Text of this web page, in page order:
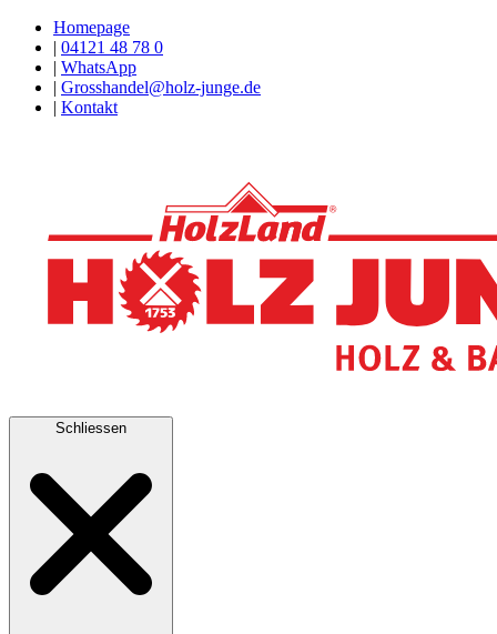
Homepage
| 04121 48 78 0
| WhatsApp
| Grosshandel@holz-junge.de
| Kontakt
Schliessen